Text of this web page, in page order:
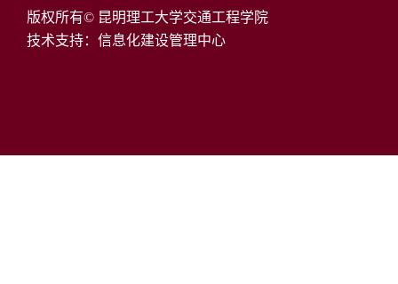
版权所有© 昆明理工大学交通工程学院
技术支持：信息化建设管理中心